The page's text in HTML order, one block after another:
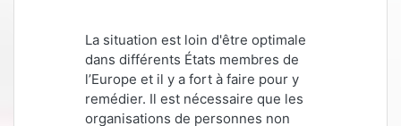
La situation est loin d'être optimale
dans différents États membres de
l’Europe et il y a fort à faire pour y
remédier. Il est nécessaire que les
organisations de personnes non